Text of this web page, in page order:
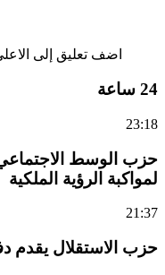
اضف تعليق إلى
24 ساعة
23:18
حزب الوسط
لمواكبة الرؤية الملكية
21:37
حزب الاستقلال يقدم